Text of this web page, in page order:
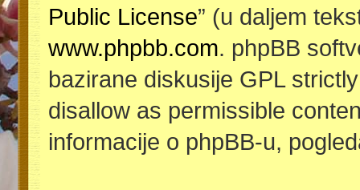
Public License” (u daljem
www.phpbb.com. phpBB
bazirane diskusije GPL
disallow as permissible
informacije o phpBB-u,